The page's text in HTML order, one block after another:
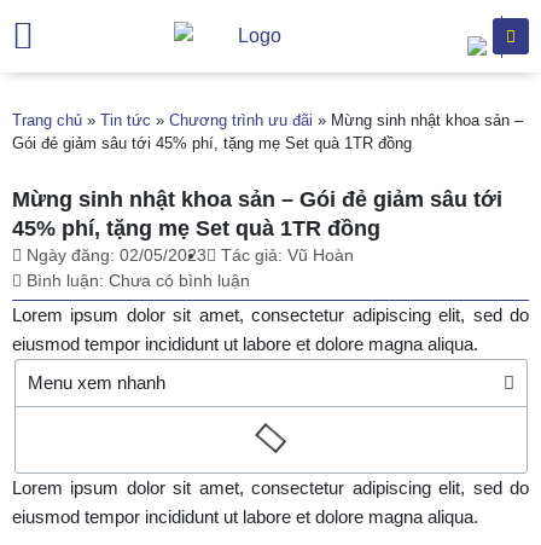
Trang chủ » Tin tức » Chương trình ưu đãi » Mừng sinh nhật khoa sản –
Gói đẻ giảm sâu tới 45% phí, tặng mẹ Set quà 1TR đồng
Mừng sinh nhật khoa sản – Gói đẻ giảm sâu tới
45% phí, tặng mẹ Set quà 1TR đồng
Ngày đăng: 02/05/2023 Tác giả: Vũ Hoàn
Bình luận: Chưa có bình luận
Lorem ipsum dolor sit amet, consectetur adipiscing elit, sed do
eiusmod tempor incididunt ut labore et dolore magna aliqua.
Menu xem nhanh
Lorem ipsum dolor sit amet, consectetur adipiscing elit, sed do
eiusmod tempor incididunt ut labore et dolore magna aliqua.